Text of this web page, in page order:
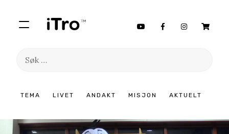
TEMA LIVET ANDAKT MISJON AKTUELT
Søk
innhold